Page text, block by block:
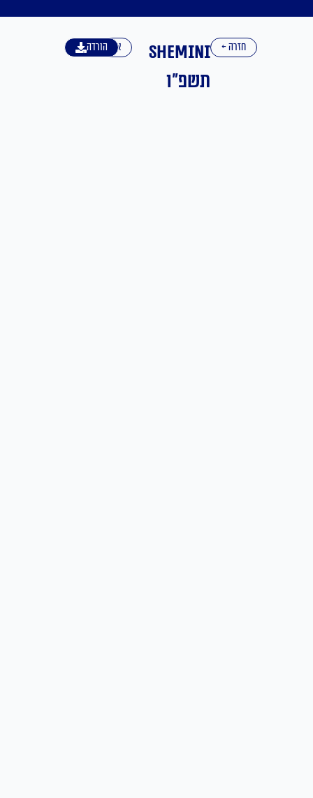
חזרה ←
Shemini
תשפ"ו
אנגליתהורדה